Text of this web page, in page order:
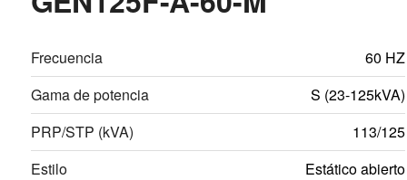
Frecuencia
60 HZ
Gama de potencia
S (23-125kVA)
PRP/STP (kVA)
113/125
Estilo
Estático abierto